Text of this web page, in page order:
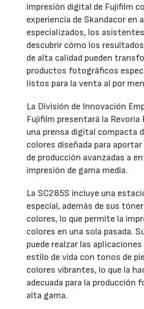
impresión digital de Fujifilm
experiencia de Skandacor en
especializados, los
descubrir cómo los
de alta calidad pueden
productos fotográficos
listos para la venta al por
La División de Innovación
Fujifilm presentará la Revoria
una prensa digital compacta
colores diseñada para aportar
de producción avanzadas a
impresión de gama media.
La SC285S incluye una
especial, además de sus
colores, lo que permite la
colores en una sola pasada.
puede realzar las
estilo de vida con tonos de
colores vibrantes, lo que la
adecuada para la producción
alta gama.